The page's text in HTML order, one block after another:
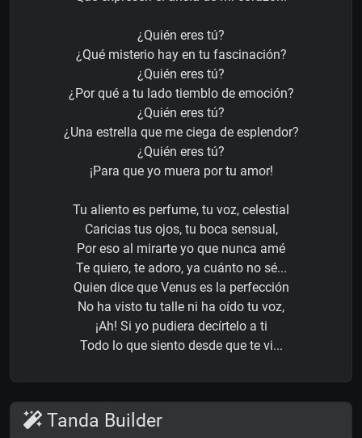
¿Quién eres tú?
¿Qué misterio hay en tu fascinación?
¿Quién eres tú?
¿Por qué a tu lado tiemblo de emoción?
¿Quién eres tú?
¿Una estrella que me ciega de esplendor?
¿Quién eres tú?
¡Para que yo muera por tu amor!
Tu aliento es perfume, tu voz, celestial
Caricias tus ojos, tu boca sensual,
Por eso al mirarte yo que nunca amé
Te quiero, te adoro, ya cuánto no sé...
Quien dice que Venus es la perfección
No ha visto tu talle ni ha oído tu voz,
¡Ah! Si yo pudiera decírtelo a ti
Todo lo que siento desde que te vi...
Tanda Builder